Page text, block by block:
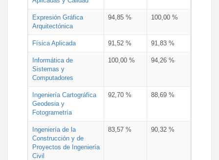
Expresión Gráfica
Arquitectónica
94,85 % 100,00 %
Física Aplicada 91,52 % 91,83 %
Informática de
Sistemas y
Computadores
100,00 % 94,26 %
Ingeniería Cartográfica
Geodesia y
Fotogrametría
92,70 % 88,69 %
Ingeniería de la
Construcción y de
Proyectos de Ingeniería
Civil
83,57 % 90,32 %